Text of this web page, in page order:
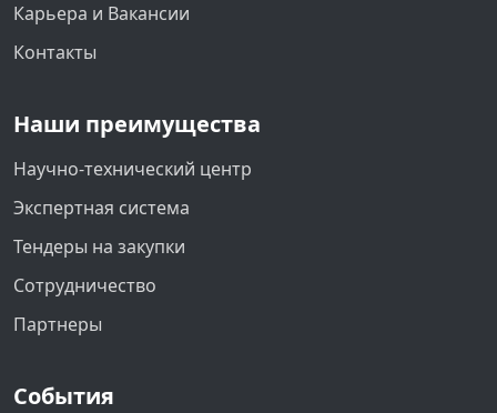
Карьера и Вакансии
Контакты
Наши преимущества
Научно-технический центр
Экспертная система
Тендеры на закупки
Сотрудничество
Партнеры
События